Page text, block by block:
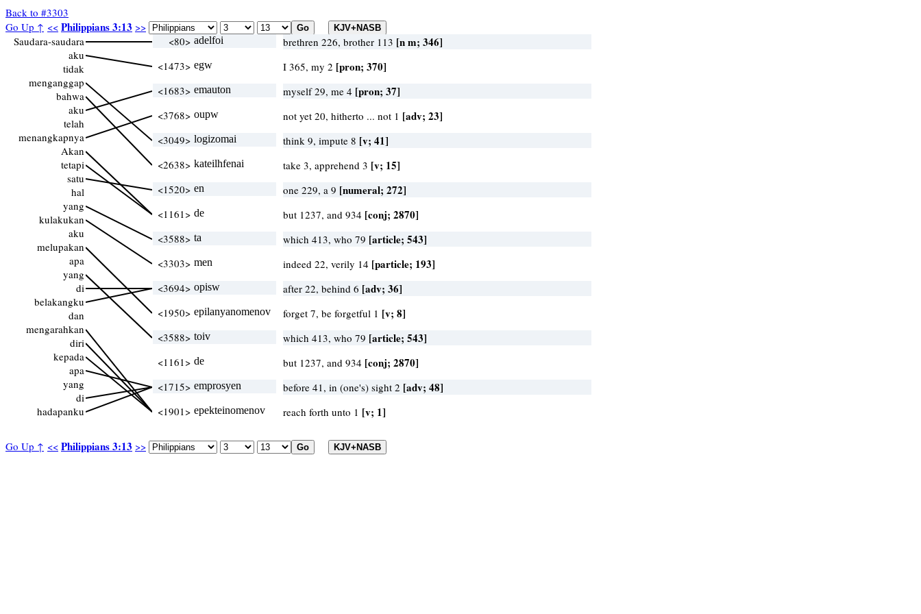
Back to #3303
Go Up ↑ << Philippians 3:13 >>
Go Up ↑ << Philippians 3:13 >>
Saudara-saudara
aku
tidak
menganggap
bahwa
aku
telah
menangkapnya
Akan
tetapi
satu
hal
yang
kulakukan
aku
melupakan
apa
yang
di
belakangku
dan
mengarahkan
diri
kepada
apa
yang
di
hadapanku
<80> adelfoi brethren 226, brother 113 [n m; 346]
<1473> egw I 365, my 2 [pron; 370]
<1683> emauton myself 29, me 4 [pron; 37]
<3768> oupw not yet 20, hitherto ... not 1 [adv; 23]
<3049> logizomai think 9, impute 8 [v; 41]
<2638> kateilhfenai take 3, apprehend 3 [v; 15]
<1520> en one 229, a 9 [numeral; 272]
<1161> de but 1237, and 934 [conj; 2870]
<3588> ta which 413, who 79 [article; 543]
<3303> men indeed 22, verily 14 [particle; 193]
<3694> opisw after 22, behind 6 [adv; 36]
<1950> epilanyanomenov forget 7, be forgetful 1 [v; 8]
<3588> toiv which 413, who 79 [article; 543]
<1161> de but 1237, and 934 [conj; 2870]
<1715> emprosyen before 41, in (one's) sight 2 [adv; 48]
<1901> epekteinomenov reach forth unto 1 [v; 1]